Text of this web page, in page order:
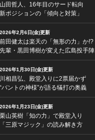
山田哲人、16年目のサード転向
新ポジションの「傾向と対策」
2026年2月6日(金)更新
前田健太は楽天の「無形の力」か!?
先輩・黒田博樹が変えた広島投手陣
2026年1月30日(金)更新
川相昌弘、殿堂入りに2票届かず
“バントの神様”が語る犠打の奥義
2026年1月23日(金)更新
栗山英樹「知の力」で殿堂入り
「三原マジック」の読み解き方